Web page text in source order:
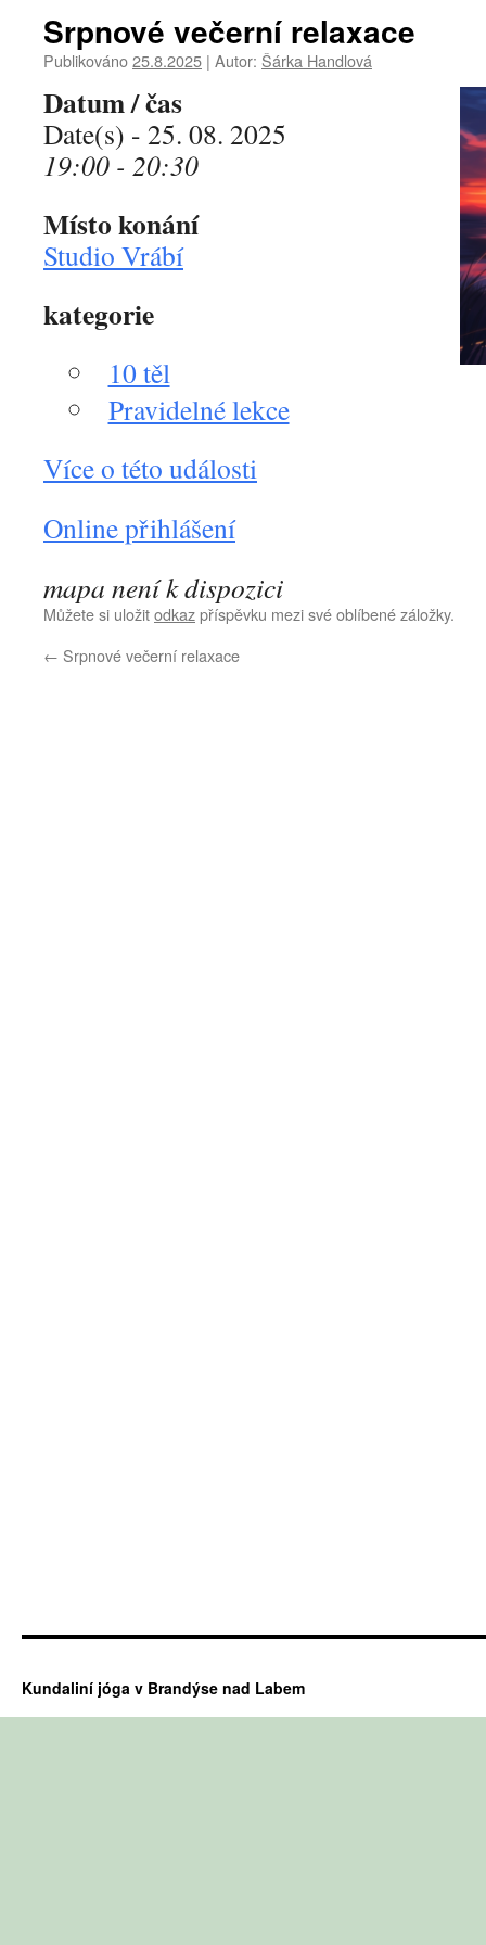
Srpnové večerní relaxace
Publikováno25.8.2025 | Autor: Šárka Handlová
Datum / čas
Date(s) - 25. 08. 2025
19:00 - 20:30
Místo konání
Studio Vrábí
kategorie
10 těl
Pravidelné lekce
Více o této události
Online přihlášení
mapa není k dispozici
Můžete si uložitodkazpříspěvku mezi své oblíbené záložky.
← Srpnové večerní relaxace
Kundaliní jóga v Brandýse nad Labem